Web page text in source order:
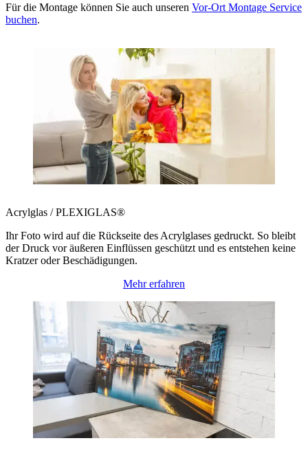
Für die Montage können Sie auch unseren Vor-Ort Montage Service
buchen.
Acrylglas / PLEXIGLAS®
Ihr Foto wird auf die Rückseite des Acrylglases gedruckt. So bleibt
der Druck vor äußeren Einflüssen geschützt und es entstehen keine
Kratzer oder Beschädigungen.
Mehr erfahren